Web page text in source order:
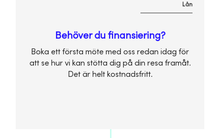
Lån
Behöver du finansiering?
Boka ett första möte med oss redan idag för
att se hur vi kan stötta dig på din resa framåt.
Det är helt kostnadsfritt.